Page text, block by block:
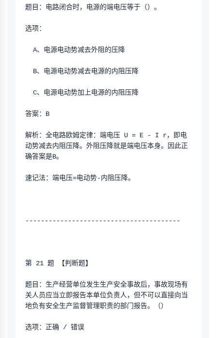
题目：电路闭合时，电源的端电压等于（）。
选项：
  A、电源电动势减去外阻的压降
  B、电源电动势减去电源的内阻压降
  C、电源电动势加上电源的内阻压降
答案：B
解析：全电路欧姆定律：端电压 U = E - I r，即电
动势减去内阻压降。外阻压降就是端电压本身。因此正
确答案是B。
速记法：端电压=电动势-内阻压降。
----------------------------------------
第 21 题 【判断题】
题目：生产经营单位发生生产安全事故后，事故现场有
关人员应当立即报告本单位负责人，但不可以直接向当
地负有安全生产监督管理职责的部门报告。（）
选项：正确 / 错误